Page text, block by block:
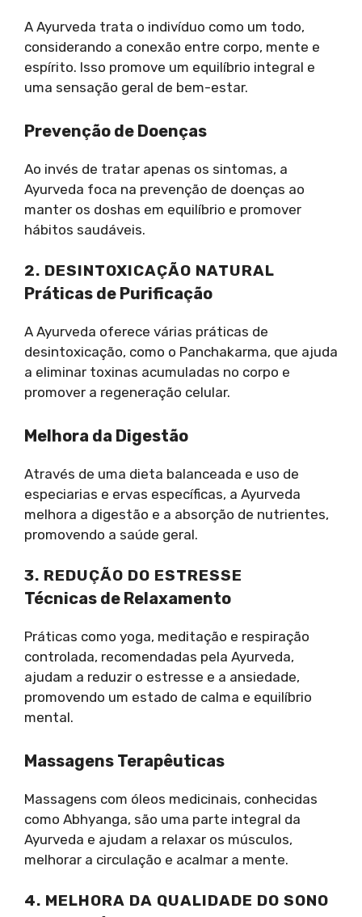
A Ayurveda trata o indivíduo como um todo,
considerando a conexão entre corpo, mente e
espírito. Isso promove um equilíbrio integral e
uma sensação geral de bem-estar.
Prevenção de Doenças
Ao invés de tratar apenas os sintomas, a
Ayurveda foca na prevenção de doenças ao
manter os doshas em equilíbrio e promover
hábitos saudáveis.
2. DESINTOXICAÇÃO NATURAL
Práticas de Purificação
A Ayurveda oferece várias práticas de
desintoxicação, como o Panchakarma, que ajuda
a eliminar toxinas acumuladas no corpo e
promover a regeneração celular.
Melhora da Digestão
Através de uma dieta balanceada e uso de
especiarias e ervas específicas, a Ayurveda
melhora a digestão e a absorção de nutrientes,
promovendo a saúde geral.
3. REDUÇÃO DO ESTRESSE
Técnicas de Relaxamento
Práticas como yoga, meditação e respiração
controlada, recomendadas pela Ayurveda,
ajudam a reduzir o estresse e a ansiedade,
promovendo um estado de calma e equilíbrio
mental.
Massagens Terapêuticas
Massagens com óleos medicinais, conhecidas
como Abhyanga, são uma parte integral da
Ayurveda e ajudam a relaxar os músculos,
melhorar a circulação e acalmar a mente.
4. MELHORA DA QUALIDADE DO SONO